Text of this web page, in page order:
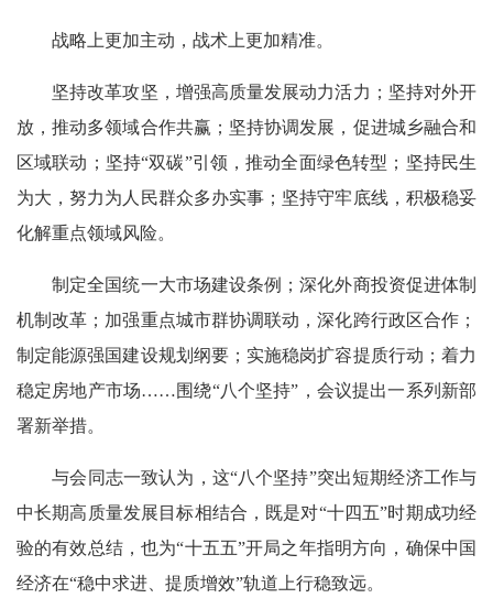
战略上更加主动，战术上更加精准。
坚持改革攻坚，增强高质量发展动力活力；坚持对外开
放，推动多领域合作共赢；坚持协调发展，促进城乡融合和
区域联动；坚持“双碳”引领，推动全面绿色转型；坚持民生
为大，努力为人民群众多办实事；坚持守牢底线，积极稳妥
化解重点领域风险。
制定全国统一大市场建设条例；深化外商投资促进体制
机制改革；加强重点城市群协调联动，深化跨行政区合作；
制定能源强国建设规划纲要；实施稳岗扩容提质行动；着力
稳定房地产市场……围绕“八个坚持”，会议提出一系列新部
署新举措。
与会同志一致认为，这“八个坚持”突出短期经济工作与
中长期高质量发展目标相结合，既是对“十四五”时期成功经
验的有效总结，也为“十五五”开局之年指明方向，确保中国
经济在“稳中求进、提质增效”轨道上行稳致远。